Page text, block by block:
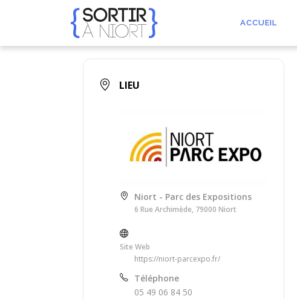
ACCUEIL
LIEU
Niort - Parc des Expositions
6 Rue Archimède, 79000 Niort
Site Web
https://niort-parcexpo.fr/
Téléphone
05 49 06 84 50